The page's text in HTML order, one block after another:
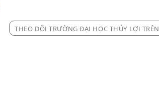
THEO DÕI TRƯỜNG ĐẠI HỌC THỦY LỢI TRÊN